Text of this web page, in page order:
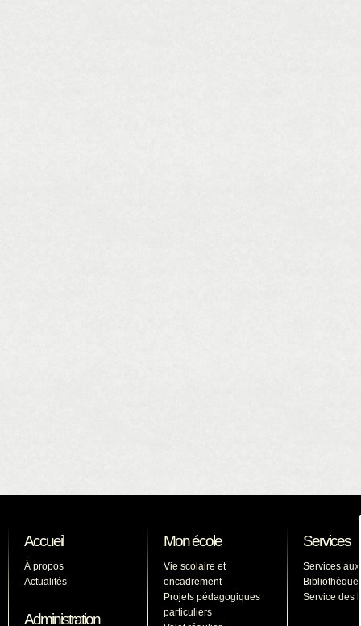
Accueil
À propos
Actualités
Administration
Mon école
Vie scolaire et
encadrement
Projets pédagogiques
particuliers
Services
Services
Bibliothèque
Service des